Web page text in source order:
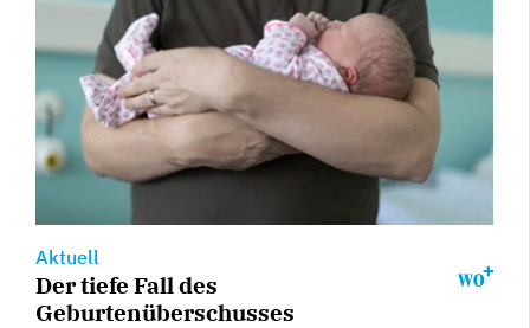
Aktuell
Der tiefe Fall des
Geburtenüberschusses